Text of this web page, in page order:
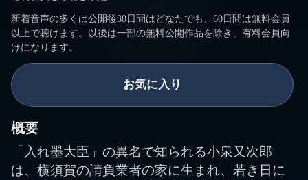
新着音声の多くは公開後30日間はどなたでも、60日間は無料会員
以上で聴けます。以後は一部の無料公開作品を除き、有料会員向
けになります。
お気に入り
概要
「入れ墨大臣」の異名で知られる小泉又次郎
は、横須賀の請負業者の家に生まれ、若き日に